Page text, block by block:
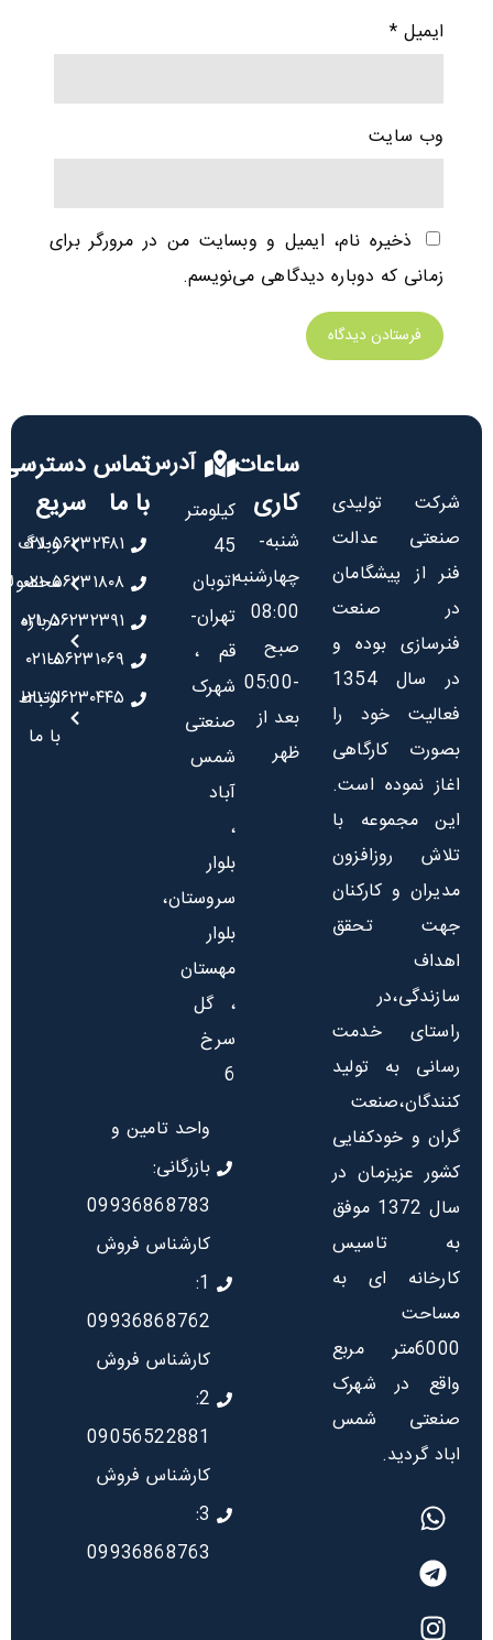
ایمیل *
وب‌ سایت
ذخیره نام، ایمیل و وبسایت من در مرورگر برای
زمانی که دوباره دیدگاهی می‌نویسم.
شرکت تولیدی
صنعتی عدالت
فنر از پیشگامان
در صنعت
فنرسازی بوده و
در سال 1354
فعالیت خود را
بصورت کارگاهی
اغاز نموده است.
این مجموعه با
تلاش روزافزون
مدیران و کارکنان
جهت تحقق
اهداف
سازندگی،در
راستای خدمت
رسانی به تولید
کنندگان،صنعت
گران و خودکفایی
کشور عزیزمان در
سال 1372 موفق
به تاسیس
کارخانه ای به
مساحت
6000متر مربع
واقع در شهرک
صنعتی شمس
اباد گردید.
ساعات
کاری
شنبه-
چهارشنبه
08:00
صبح
-05:00
بعد از
ظهر
آدرس
کیلومتر
45
اتوبان
تهران-
قم ،
شهرک
صنعتی
شمس
آباد
،
بلوار
سروستان،
بلوار
مهستان
، گل
سرخ
6
واحد تامین و
بازرگانی:
09936868783
کارشناس فروش
1:
09936868762
کارشناس فروش
2:
09056522881
کارشناس فروش
3:
09936868763
تماس
با ما
۰۲۱-۵۶۲۳۲۴۸۱
۰۲۱-۵۶۲۳۱۸۰۸
۰۲۱-۵۶۲۳۲۳۹۱
۰۲۱-۵۶۲۳۱۰۶۹
۰۲۱-۵۶۲۳۰۴۴۵
دسترسی
سریع
وبلاگ
درباره
ما
ارتباط
با ما